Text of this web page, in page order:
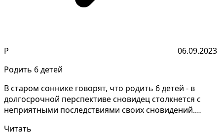
Р
06.09.2023
Родить 6 детей
В старом соннике говорят, что родить 6 детей - в
долгосрочной перспективе сновидец столкнется с
неприятными последствиями своих сновидений.
Читать